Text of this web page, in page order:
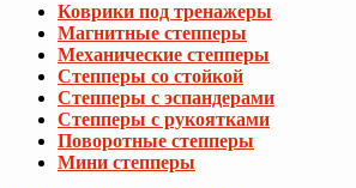
Коврики под тренажеры
Магнитные степперы
Механические степперы
Степперы со стойкой
Степперы с эспандерами
Степперы с рукоятками
Поворотные степперы
Мини степперы